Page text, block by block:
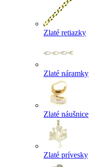
Zlaté retiazky
Zlaté náramky
Zlaté náušnice
Zlaté prívesky